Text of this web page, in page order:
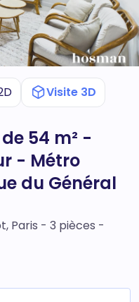
Visite 3D
54 m² -
- Métro
du Général
Paris - 3 pièces -